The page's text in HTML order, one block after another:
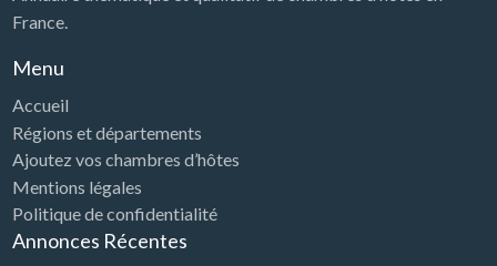
France.
Menu
Accueil
Régions et départements
Ajoutez vos chambres d’hôtes
Mentions légales
Politique de confidentialité
Annonces Récentes